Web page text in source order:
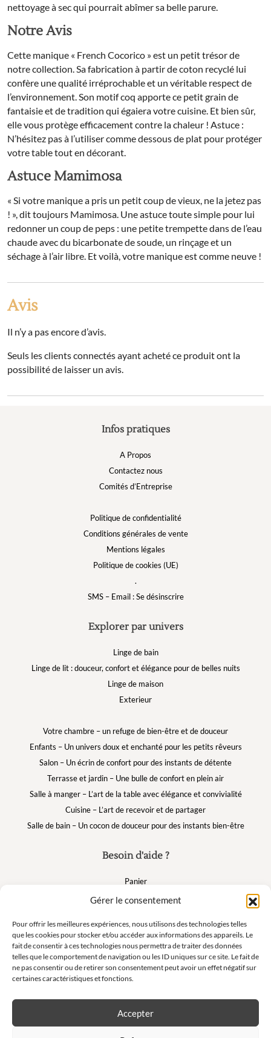
Gérer le consentement
Pour offrir les meilleures expériences, nous utilisons des technologies telles
que les cookies pour stocker et/ou accéder aux informations des appareils. Le
fait de consentir à ces technologies nous permettra de traiter des données
telles que le comportement de navigation ou les ID uniques sur ce site. Le fait de
ne pas consentir ou de retirer son consentement peut avoir un effet négatif sur
certaines caractéristiques et fonctions.
Accepter
nettoyage à sec qui pourrait abîmer sa belle parure.
Notre Avis
Cette manique « French Cocorico » est un petit trésor de
notre collection. Sa fabrication à partir de coton recyclé lui
confère une qualité irréprochable et un véritable respect de
l’environnement. Son motif coq apporte ce petit grain de
fantaisie et de tradition qui égaiera votre cuisine. Et bien sûr,
elle vous protège efficacement contre la chaleur ! Astuce :
N’hésitez pas à l’utiliser comme dessous de plat pour protéger
votre table tout en décorant.
Astuce Mamimosa
« Si votre manique a pris un petit coup de vieux, ne la jetez pas
! », dit toujours Mamimosa. Une astuce toute simple pour lui
redonner un coup de peps : une petite trempette dans de l’eau
chaude avec du bicarbonate de soude, un rinçage et un
séchage à l’air libre. Et voilà, votre manique est comme neuve !
Avis
Il n’y a pas encore d’avis.
Seuls les clients connectés ayant acheté ce produit ont la
possibilité de laisser un avis.
Besoin d'aide ?
Panier
FAQ
Suivez nous
Infos pratiques
A Propos
Contactez nous
Comités d’Entreprise
Politique de confidentialité
Conditions générales de vente
Mentions légales
Politique de cookies (UE)
.
SMS – Email : Se désinscrire
Explorer par univers
Linge de bain
Linge de lit : douceur, confort et élégance pour de belles nuits
Linge de maison
Exterieur
Votre chambre – un refuge de bien-être et de douceur
Enfants – Un univers doux et enchanté pour les petits rêveurs
Salon – Un écrin de confort pour des instants de détente
Terrasse et jardin – Une bulle de confort en plein air
Salle à manger – L’art de la table avec élégance et convivialité
Cuisine – L’art de recevoir et de partager
Salle de bain – Un cocon de douceur pour des instants bien-être
Newsletter